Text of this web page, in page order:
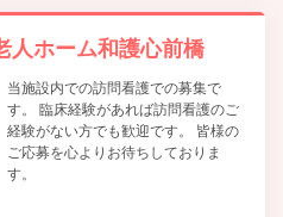
人ホーム和護心前橋
当施設内での訪問看護での募集で
す。 臨床経験があれば訪問看護のご
経験がない方でも歓迎です。 皆様の
ご応募を心よりお待ちしておりま
す。